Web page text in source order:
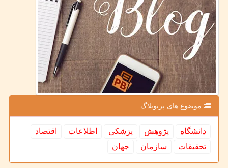
موضوع های پرتوبلاگ
دانشگاه پژوهش پزشكی اطلاعات
اقتصاد
تحقیقات
سازمان جهان